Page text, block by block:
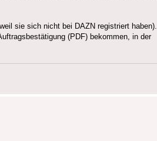
sie sich nicht bei DAZN registriert haben).
(PDF) bekommen, in der